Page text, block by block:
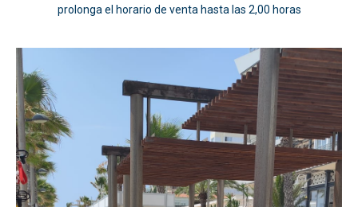
prolonga el horario de venta hasta las 2,00 horas